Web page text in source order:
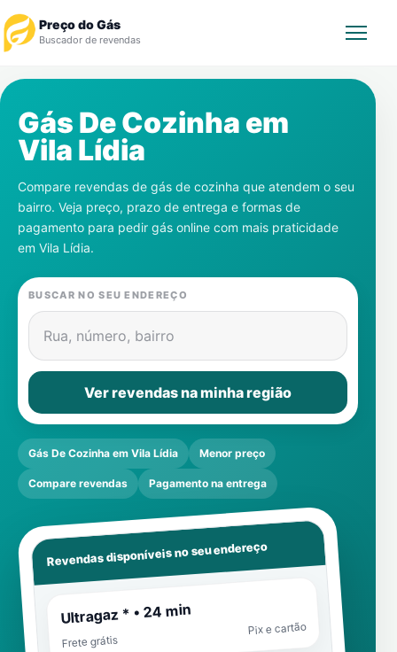
Preço do Gás
Buscador de revendas
Revendedor
Notícias
Cadastre-se
Gás
Contatos
Gás De Cozinha em
Vila Lídia
Compare revendas de gás de cozinha que atendem o seu
bairro. Veja preço, prazo de entrega e formas de
pagamento para pedir gás online com mais praticidade
em Vila Lídia.
BUSCAR NO SEU ENDEREÇO
Rua, número, bairro
Ver revendas na minha região
Gás De Cozinha em Vila Lídia Menor preço
Compare revendas Pagamento na entrega
Revendas disponíveis no seu endereço
Ultragaz * • 24 min
Frete grátis
Pix e cartão